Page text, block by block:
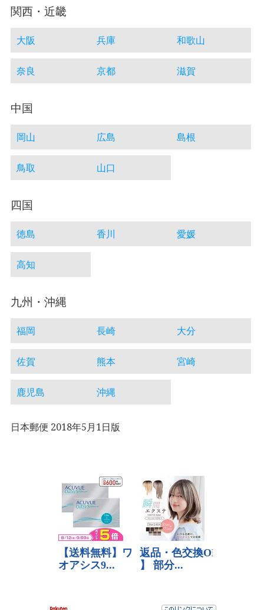
関西・近畿
大阪 兵庫 和歌山
奈良 京都 滋賀
中国
岡山 広島 島根
鳥取 山口
四国
徳島 香川 愛媛
高知
九州・沖縄
福岡 長崎 大分
佐賀 熊本 宮崎
鹿児島 沖縄
日本郵便 2018年5月1日版